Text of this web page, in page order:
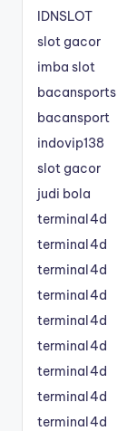
IDNSLOT
slot gacor
imba slot
bacansports
bacansport
indovip138
slot gacor
judi bola
terminal4d
terminal4d
terminal4d
terminal4d
terminal4d
terminal4d
terminal4d
terminal4d
terminal4d